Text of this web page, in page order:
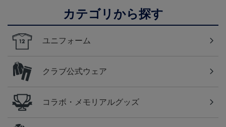
カテゴリから探す
ユニフォーム
クラブ公式ウェア
コラボ・メモリアルグッズ